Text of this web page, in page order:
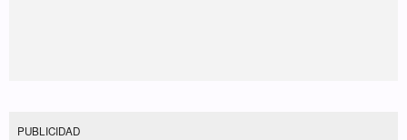
PUBLICIDAD